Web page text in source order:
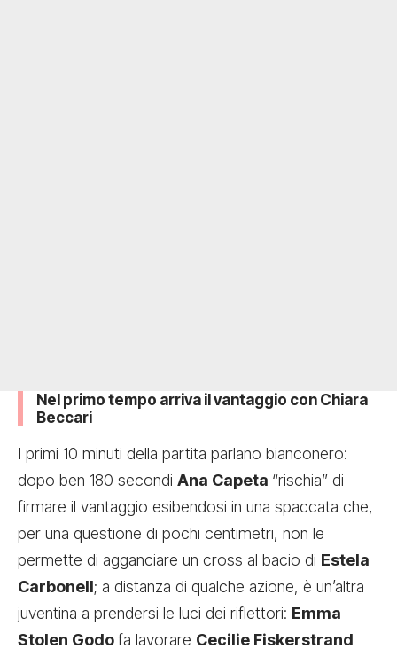
Nel primo tempo arriva il vantaggio con Chiara
Beccari
I primi 10 minuti della partita parlano bianconero:
dopo ben 180 secondi Ana Capeta “rischia” di
firmare il vantaggio esibendosi in una spaccata che,
per una questione di pochi centimetri, non le
permette di agganciare un cross al bacio di Estela
Carbonell; a distanza di qualche azione, è un’altra
juventina a prendersi le luci dei riflettori: Emma
Stolen Godofa lavorare Cecilie Fiskerstrand